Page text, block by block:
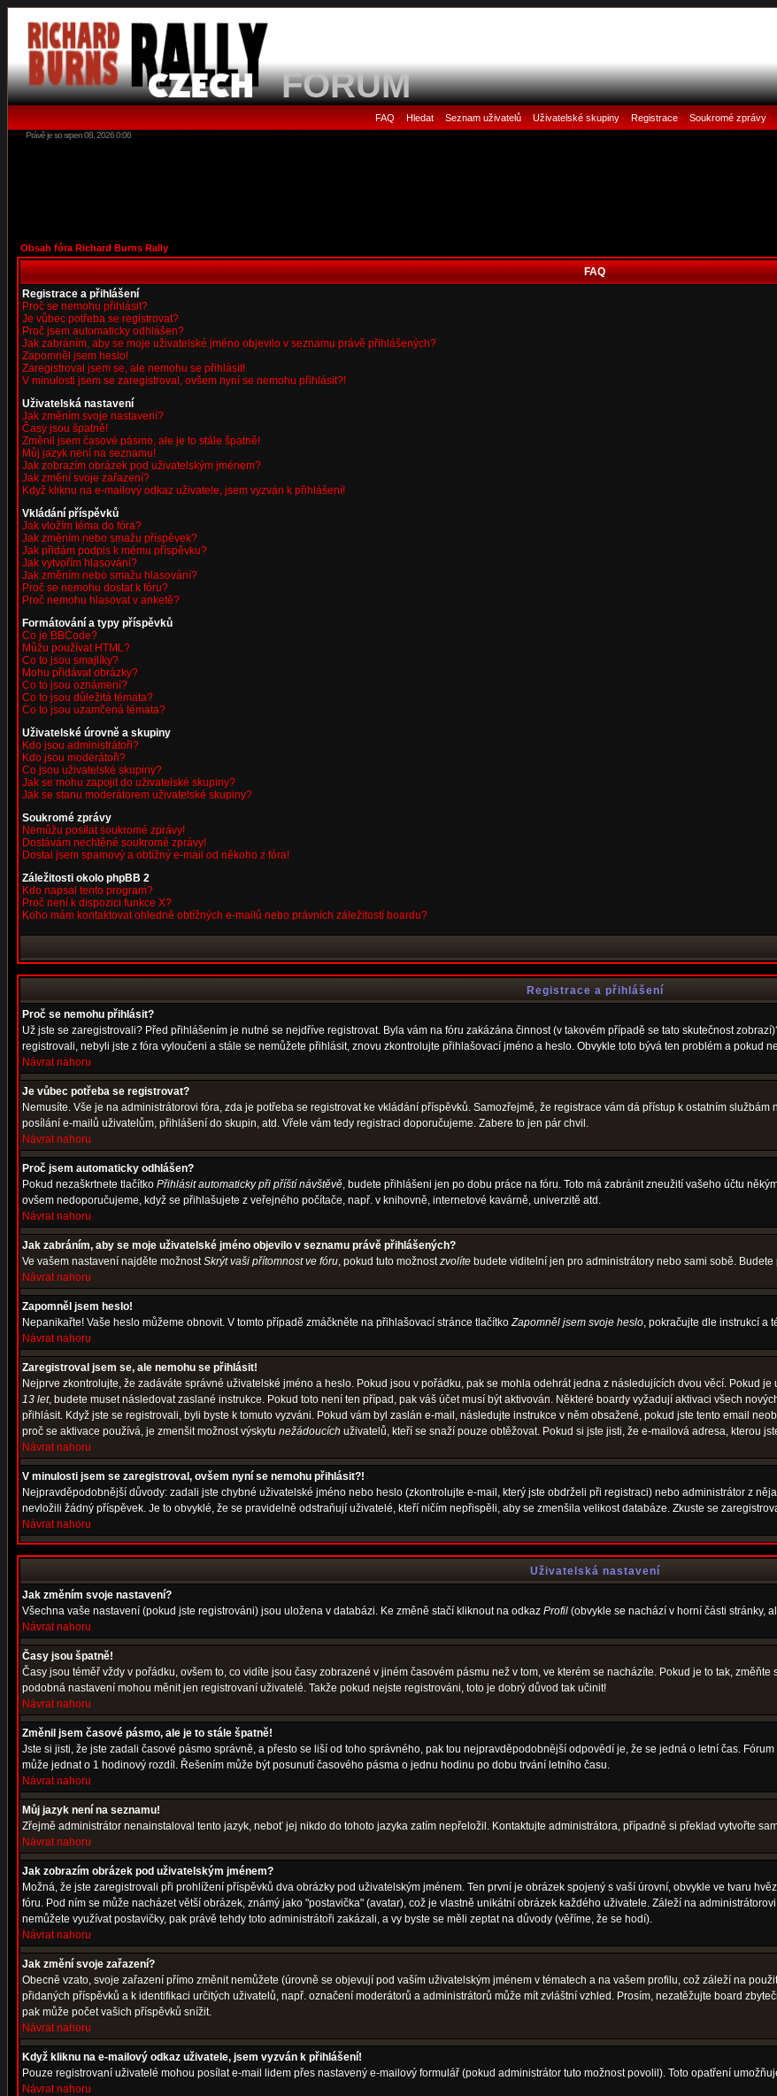
FORUM
FAQ • Hledat• Seznam uživatelů• Uživatelské skupiny• Registrace• Soukromé zprávy•
Právě je so srpen 08, 2026 0:06
Obsah fóra Richard Burns Rally
FAQ
Registrace a přihlášení
Proč se nemohu přihlásit?
Je vůbec potřeba se registrovat?
Proč jsem automaticky odhlášen?
Jak zabráním, aby se moje uživatelské jméno objevilo v seznamu právě přihlášených?
Zapomněl jsem heslo!
Zaregistroval jsem se, ale nemohu se přihlásit!
V minulosti jsem se zaregistroval, ovšem nyní se nemohu přihlásit?!
Uživatelská nastavení
Jak změním svoje nastavení?
Časy jsou špatně!
Změnil jsem časové pásmo, ale je to stále špatně!
Můj jazyk není na seznamu!
Jak zobrazím obrázek pod uživatelským jménem?
Jak změní svoje zařazení?
Když kliknu na e-mailový odkaz uživatele, jsem vyzván k přihlášení!
Vkládání příspěvků
Jak vložím téma do fóra?
Jak změním nebo smažu příspěvek?
Jak přidám podpis k mému příspěvku?
Jak vytvořím hlasování?
Jak změním nebo smažu hlasování?
Proč se nemohu dostat k fóru?
Proč nemohu hlasovat v anketě?
Formátování a typy příspěvků
Co je BBCode?
Můžu používat HTML?
Co to jsou smajlíky?
Mohu přidávat obrázky?
Co to jsou oznámení?
Co to jsou důležitá témata?
Co to jsou uzamčená témata?
Uživatelské úrovně a skupiny
Kdo jsou administrátoři?
Kdo jsou moderátoři?
Co jsou uživatelské skupiny?
Jak se mohu zapojit do uživatelské skupiny?
Jak se stanu moderátorem uživatelské skupiny?
Soukromé zprávy
Nemůžu posílat soukromé zprávy!
Dostávám nechtěné soukromé zprávy!
Dostal jsem spamový a obtížný e-mail od někoho z fóra!
Záležitosti okolo phpBB 2
Kdo napsal tento program?
Proč není k dispozici funkce X?
Koho mám kontaktovat ohledně obtížných e-mailů nebo právních záležitostí boardu?
Registrace a přihlášení
Proč se nemohu přihlásit?
Už jste se zaregistrovali? Před přihlášením je nutné se nejdříve registrovat. Byla vám na fóru zakázána činnost (v takovém případě se tato skutečnost
registrovali, nebyli jste z fóra vyloučeni a stále se nemůžete přihlásit, znovu zkontrolujte přihlašovací jméno a heslo. Obvykle toto bývá ten problém a pokud
Návrat nahoru
Je vůbec potřeba se registrovat?
Nemusíte. Vše je na administrátorovi fóra, zda je potřeba se registrovat ke vkládání příspěvků. Samozřejmě, že registrace vám dá přístup k ostatním
posílání e-mailů uživatelům, přihlášení do skupin, atd. Vřele vám tedy registraci doporučujeme. Zabere to jen pár chvil.
Návrat nahoru
Proč jsem automaticky odhlášen?
Pokud nezaškrtnete tlačítko Přihlásit automaticky při příští návštěvě, budete přihlášeni jen po dobu práce na fóru. Toto má zabránit zneužití vašeho účtu
ovšem nedoporučujeme, když se přihlašujete z veřejného počítače, např. v knihovně, internetové kavárně, univerzitě atd.
Návrat nahoru
Jak zabráním, aby se moje uživatelské jméno objevilo v seznamu právě přihlášených?
Ve vašem nastavení najděte možnostSkrýt vaši přítomnost ve fóru, pokud tuto možnostzvolíte budete viditelní jen pro administrátory nebo sami sobě.
Návrat nahoru
Zapomněl jsem heslo!
Nepanikařte! Vaše heslo můžeme obnovit. V tomto případě zmáčkněte na přihlašovací stránce tlačítkoZapomněl jsem svoje heslo, pokračujte dle instrukcí a
Návrat nahoru
Zaregistroval jsem se, ale nemohu se přihlásit!
Nejprve zkontrolujte, že zadáváte správné uživatelské jméno a heslo. Pokud jsou v pořádku, pak se mohla odehrát jedna z následujících dvou věcí. Pokud
13 let, budete muset následovat zaslané instrukce. Pokud toto není ten případ, pak váš účet musí být aktivován. Některé boardy vyžadují aktivaci všech
přihlásit. Když jste se registrovali, byli byste k tomuto vyzváni. Pokud vám byl zaslán e-mail, následujte instrukce v něm obsažené, pokud jste tento email
proč se aktivace používá, je zmenšit možnost výskytu nežádoucích uživatelů, kteří se snaží pouze obtěžovat. Pokud si jste jisti, že e-mailová adresa, kterou
Návrat nahoru
V minulosti jsem se zaregistroval, ovšem nyní se nemohu přihlásit?!
Nejpravděpodobnější důvody: zadali jste chybné uživatelské jméno nebo heslo (zkontrolujte e-mail, který jste obdrželi při registraci) nebo administrátor z
nevložili žádný příspěvek. Je to obvyklé, že se pravidelně odstraňují uživatelé, kteří ničím nepřispěli, aby se zmenšila velikost databáze. Zkuste se
Návrat nahoru
Uživatelská nastavení
Jak změním svoje nastavení?
Všechna vaše nastavení (pokud jste registrováni) jsou uložena v databázi. Ke změně stačí kliknout na odkaz Profil (obvykle se nachází v horní části stránky,
Návrat nahoru
Časy jsou špatně!
Časy jsou téměř vždy v pořádku, ovšem to, co vidíte jsou časy zobrazené v jiném časovém pásmu než v tom, ve kterém se nacházíte. Pokud je to tak,
podobná nastavení mohou měnit jen registrovaní uživatelé. Takže pokud nejste registrováni, toto je dobrý důvod tak učinit!
Návrat nahoru
Změnil jsem časové pásmo, ale je to stále špatně!
Jste si jisti, že jste zadali časové pásmo správně, a přesto se liší od toho správného, pak tou nejpravděpodobnější odpovědí je, že se jedná o letní čas.
může jednat o 1 hodinový rozdíl. Řešením může být posunutí časového pásma o jednu hodinu po dobu trvání letního času.
Návrat nahoru
Můj jazyk není na seznamu!
Zřejmě administrátor nenainstaloval tento jazyk, neboť jej nikdo do tohoto jazyka zatím nepřeložil. Kontaktujte administrátora, případně si překlad vytvořte
Návrat nahoru
Jak zobrazím obrázek pod uživatelským jménem?
Možná, že jste zaregistrovali při prohlížení příspěvků dva obrázky pod uživatelským jménem. Ten první je obrázek spojený s vaší úrovní, obvykle ve tvaru
fóru. Pod ním se může nacházet větší obrázek, známý jako "postavička" (avatar), což je vlastně unikátní obrázek každého uživatele. Záleží na
nemůžete využívat postavičky, pak právě tehdy toto administrátoři zakázali, a vy byste se měli zeptat na důvody (věříme, že se hodí).
Návrat nahoru
Jak změní svoje zařazení?
Obecně vzato, svoje zařazení přímo změnit nemůžete (úrovně se objevují pod vaším uživatelským jménem v tématech a na vašem profilu, což záleží na
přidaných příspěvků a k identifikaci určitých uživatelů, např. označení moderátorů a administrátorů může mít zvláštní vzhled. Prosím, nezatěžujte board
pak může počet vašich příspěvků snížit.
Návrat nahoru
Když kliknu na e-mailový odkaz uživatele, jsem vyzván k přihlášení!
Pouze registrovaní uživatelé mohou posílat e-mail lidem přes nastavený e-mailový formulář (pokud administrátor tuto možnost povolil). Toto opatření
Návrat nahoru